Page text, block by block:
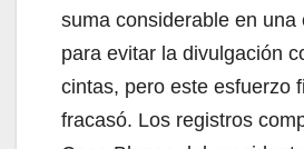
suma considerable en una
para evitar la divulgación
cintas, pero este esfuerzo
fracasó. Los registros